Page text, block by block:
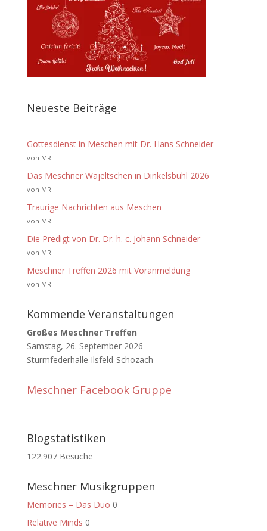
Neueste Beiträge
Gottesdienst in Meschen mit Dr. Hans Schneider
von MR
Das Meschner Wajeltschen in Dinkelsbühl 2026
von MR
Traurige Nachrichten aus Meschen
von MR
Die Predigt von Dr. Dr. h. c. Johann Schneider
von MR
Meschner Treffen 2026 mit Voranmeldung
von MR
Kommende Veranstaltungen
Großes Meschner Treffen
Samstag, 26. September 2026
Sturmfederhalle Ilsfeld-Schozach
Meschner Facebook Gruppe
Blogstatistiken
122.907 Besuche
Meschner Musikgruppen
Memories – Das Duo 0
Relative Minds 0